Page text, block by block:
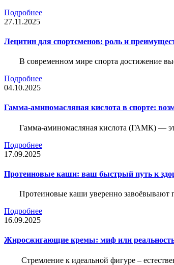
Подробнее
27.11.2025
Лецитин для спортсменов: роль и
В современном мире спорта достижение
Подробнее
04.10.2025
Гамма-аминомасляная кислота в спорте:
Гамма-аминомасляная кислота (ГАМК) —
Подробнее
17.09.2025
Протеиновые каши: ваш быстрый путь к
Протеиновые каши уверенно завоёвывают
Подробнее
16.09.2025
Жиросжигающие кремы: миф или
Стремление к идеальной фигуре –